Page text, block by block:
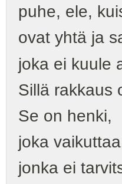
puhe, ele,
ovat yhtä ja
joka ei kuule
Sillä rakkaus
Se on henki,
joka
jonka ei